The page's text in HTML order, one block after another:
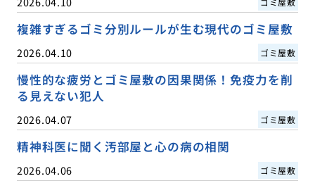
複雑すぎるゴミ分別ルールが生む現代のゴミ屋敷
2026.04.10 ゴミ屋敷
慢性的な疲労とゴミ屋敷の因果関係！免疫力を削
る見えない犯人
2026.04.07 ゴミ屋敷
精神科医に聞く汚部屋と心の病の相関
2026.04.06 ゴミ屋敷